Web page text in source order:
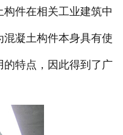
成功案例
联系我们
件在相关工业建筑中
凝土构件本身具有使
特点，因此得到了广